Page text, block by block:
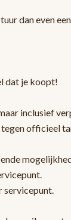
dan even
dat je koopt!
inclusief
officieel
servicepunt.